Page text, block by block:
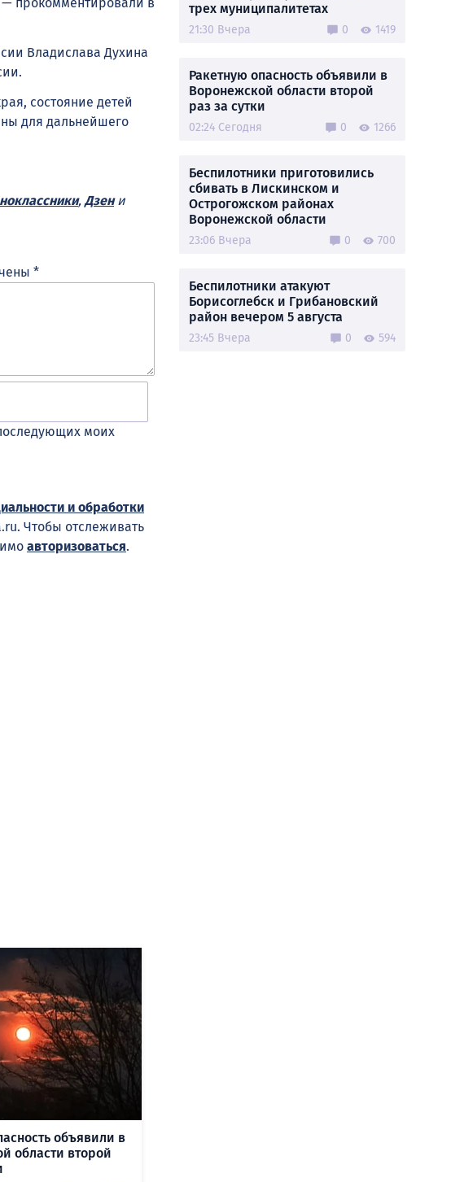
Владислава Духина
состояние детей
для дальнейшего
, Дзени
*
моих
и обработки
Чтобы отслеживать
авторизоваться.
трех муниципалитетах
21:30 Вчера 0 1419
Ракетную опасность объявили в
Воронежской области второй
раз за сутки
02:24 Сегодня 0 1266
Беспилотники приготовились
сбивать в Лискинском и
Острогожском районах
Воронежской области
23:06 Вчера 0 700
Беспилотники атакуют
Борисоглебск и Грибановский
район вечером 5 августа
23:45 Вчера 0 594
объявили в
области второй